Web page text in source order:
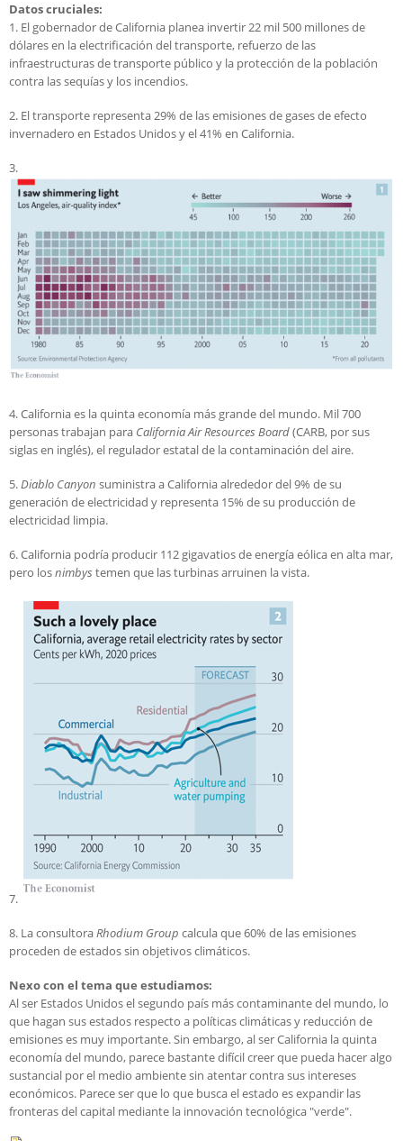
Datos cruciales:
1. El gobernador de California planea invertir 22 mil 500 millones de
dólares en la electrificación del transporte, refuerzo de las
infraestructuras de transporte público y la protección de la población
contra las sequías y los incendios.
2. El transporte representa 29% de las emisiones de gases de efecto
invernadero en Estados Unidos y el 41% en California.
3.
4. California es la quinta economía más grande del mundo. Mil 700
personas trabajan para California Air Resources Board(CARB, por sus
siglas en inglés), el regulador estatal de la contaminación del aire.
5.Diablo Canyon suministra a California alrededor del 9% de su
generación de electricidad y representa 15% de su producción de
electricidad limpia.
6. California podría producir 112 gigavatios de energía eólica en alta mar,
pero losnimbys temen que las turbinas arruinen la vista.
7.
8. La consultoraRhodium Group calcula que 60% de las emisiones
proceden de estados sin objetivos climáticos.
Nexo con el tema que estudiamos:
Al ser Estados Unidos el segundo país más contaminante del mundo, lo
que hagan sus estados respecto a políticas climáticas y reducción de
emisiones es muy importante. Sin embargo, al ser California la quinta
economía del mundo, parece bastante difícil creer que pueda hacer algo
sustancial por el medio ambiente sin atentar contra sus intereses
económicos. Parece ser que lo que busca el estado es expandir las
fronteras del capital mediante la innovación tecnológica "verde".